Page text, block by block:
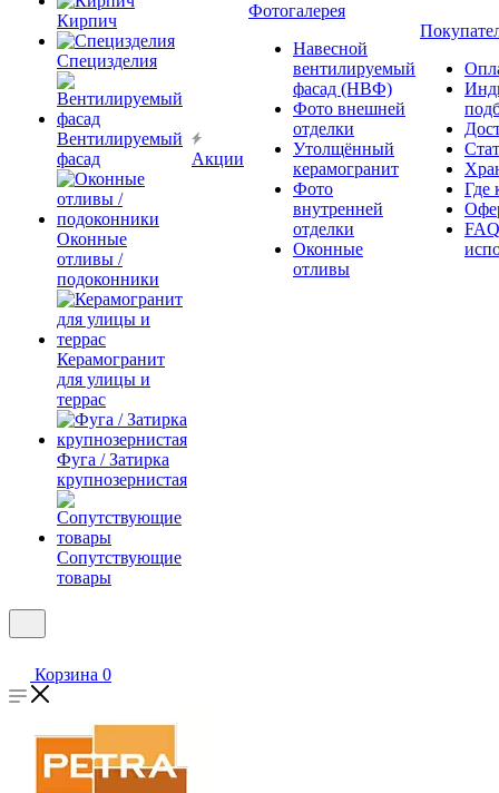
Кирпич
Специзделия
Вентилируемый
фасад
Оконные
отливы /
подоконники
Керамогранит
для улицы и
террас
Фуга / Затирка
крупнозернистая
Сопутствующие
товары
Акции
Фотогалерея
Навесной
вентилируемый
фасад (НВФ)
Фото внешней
отделки
Утолщённый
керамогранит
Фото
внутренней
отделки
Оконные
отливы
Где
Корзина 0